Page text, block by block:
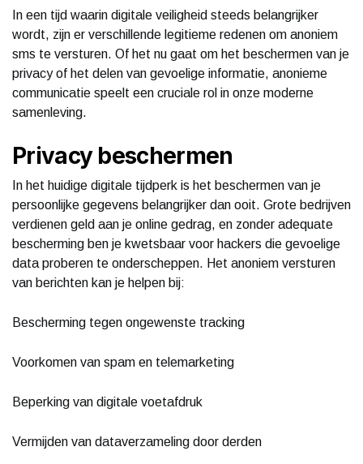
In een tijd waarin digitale veiligheid steeds belangrijker
wordt, zijn er verschillende legitieme redenen om anoniem
sms te versturen. Of het nu gaat om het beschermen van je
privacy of het delen van gevoelige informatie, anonieme
communicatie speelt een cruciale rol in onze moderne
samenleving.
Privacy beschermen
In het huidige digitale tijdperk is het beschermen van je
persoonlijke gegevens belangrijker dan ooit. Grote bedrijven
verdienen geld aan je online gedrag, en zonder adequate
bescherming ben je kwetsbaar voor hackers die gevoelige
data proberen te onderscheppen. Het anoniem versturen
van berichten kan je helpen bij:
Bescherming tegen ongewenste tracking
Voorkomen van spam en telemarketing
Beperking van digitale voetafdruk
Vermijden van dataverzameling door derden